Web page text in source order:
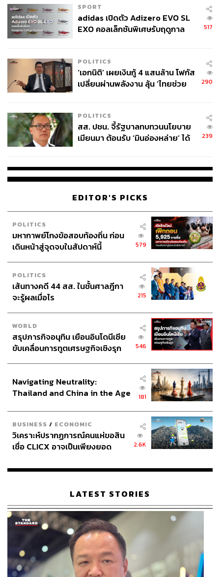
อ้างอิง:
https://www.bbc.com/news/articles/cvg584grxwwo
https://www.bbc.com/news/articles/clyrkkv4gd7o
https://www.chathamhouse.org/2025/02/what-uk-sho
TAGS: Trump 2.0 UK Donald Trump
USA
งบกลาโหม
Keir Starmer
215
ABOUT THE AUTHOR
วิโรจน์ เลิศจิตต์ธรรม
Senior Content Creator กองข่าวต่างประเทศ
THE STANDARD
SPORT
adidas เปิดตัว Adizero EVO SL
EXO คอลเล็กชันพิเศษรับฤดูกาล
517
POLITICS
‘เอกนิติ’ เผยเงินกู้ 4 แสนล้าน โฟกัส
เปลี่ยนผ่านพลังงาน ลุ้น ‘ไทยช่วย
290
POLITICS
สส. ปชน. จี้รัฐบาลทบทวนนโยบาย
เมียนมา ต้อนรับ ‘มินอ่องหล่าย’ ได้
239
EDITOR'S PICKS
POLITICS
มหากาพย์โกงข้อสอบท้องถิ่น ก่อน
เดินหน้าสู่จุดจบในสัปดาห์นี้
579
POLITICS
เส้นทางคดี 44 สส. ในชั้นศาลฎีกา
จะรู้ผลเมื่อไร
215
WORLD
สรุปภารกิจอนุทิน เยือนอินโดนีเซีย
ขับเคลื่อนการทูตเศรษฐกิจเชิงรุก
546
Navigating Neutrality:
Thailand and China in the Age
181
BUSINESS / ECONOMIC
วิเคราะห์ปรากฏการณ์คนแห่ขอสิน
เชื่อ CLICX อาจเป็นเพียงยอด
เรือนไทยที่ถูกซุกไว้
2.6K
LATEST STORIES